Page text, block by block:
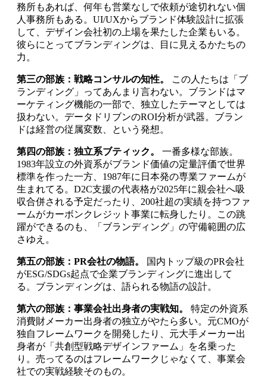
務所もあれば、何年も営業なしで依頼が途切れない個
人事務所もある。UI/UXからブランド体験設計に拡張
して、デザイン会社初の上場を果たした企業もいる。
彼らにとってブランディングは、目に見えるかたちの
力。
第三の部族：戦略コンサルの知性。
この人たちは「ブ
ランディング」ってあんまり言わない。ブランドはマ
ーケティング機能の一部で、独立したテーマとしては
扱わない。データドリブンのROI分析が武器。ブラン
ドは経営の従属変数、という発想。
第四の部族：独立系ブティック。
一番多様な部族。
1983年設立の外資系がブランド価値の定量評価で世界
標準を作った一方、1987年に日本発の専業ファームが
生まれてる。D2C支援の代表格が2025年に親会社へ吸
収合併される予定だったり、200社超の実績を持つファ
ームがカーボンクレジット事業に転身したり。この跳
躍ができるのも、「ブランディング」の守備範囲の広
さゆえ。
第五の部族：PR会社の物語。
国内トップ級のPR会社
がESG/SDGs起点で企業ブランディングに進出して
る。ブランディングは、語られる物語の設計。
第六の部族：事業会社出身者の実戦知。
特定の外資系
消費財メーカー出身者の独立がやたら多い。元CMOが
独自フレームワークを開発したり、元大手メーカー出
身者が「共創型戦略デザインファーム」を名乗った
り。売ってるのはフレームワークじゃなくて、事業会
社での実戦経験そのもの。